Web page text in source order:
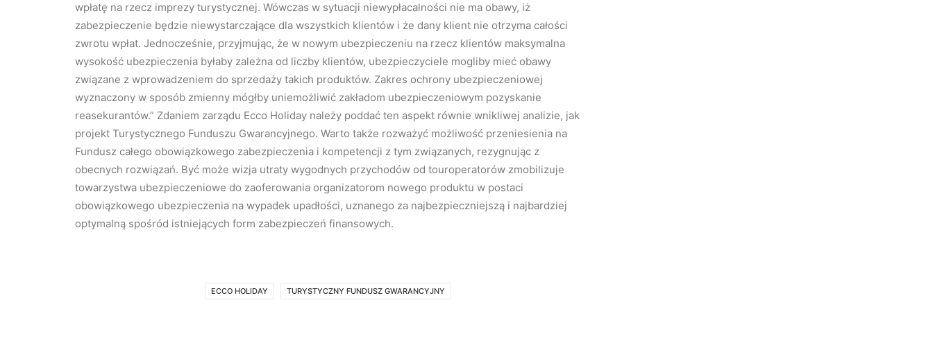
wpłatę na rzecz imprezy turystycznej. Wówczas w sytuacji niewypłacalności nie ma obawy, iż
zabezpieczenie będzie niewystarczające dla wszystkich klientów i że dany klient nie otrzyma całości
zwrotu wpłat. Jednocześnie, przyjmując, że w nowym ubezpieczeniu na rzecz klientów maksymalna
wysokość ubezpieczenia byłaby zależna od liczby klientów, ubezpieczyciele mogliby mieć obawy
związane z wprowadzeniem do sprzedaży takich produktów. Zakres ochrony ubezpieczeniowej
wyznaczony w sposób zmienny mógłby uniemożliwić zakładom ubezpieczeniowym pozyskanie
reasekurantów.” Zdaniem zarządu Ecco Holiday należy poddać ten aspekt równie wnikliwej analizie, jak
projekt Turystycznego Funduszu Gwarancyjnego. Warto także rozważyć możliwość przeniesienia na
Fundusz całego obowiązkowego zabezpieczenia i kompetencji z tym związanych, rezygnując z
obecnych rozwiązań. Być może wizja utraty wygodnych przychodów od touroperatorów zmobilizuje
towarzystwa ubezpieczeniowe do zaoferowania organizatorom nowego produktu w postaci
obowiązkowego ubezpieczenia na wypadek upadłości, uznanego za najbezpieczniejszą i najbardziej
optymalną spośród istniejących form zabezpieczeń finansowych.
ECCO HOLIDAY TURYSTYCZNY FUNDUSZ GWARANCYJNY